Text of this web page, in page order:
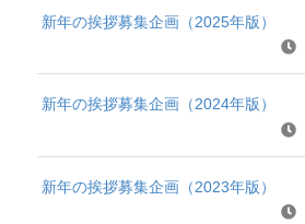
新年の挨拶募集企画（2025年版）
新年の挨拶募集企画（2024年版）
新年の挨拶募集企画（2023年版）